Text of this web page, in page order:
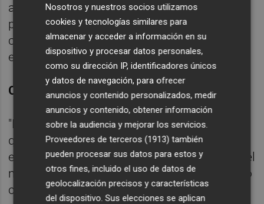
apretado mucho y hay que darle valor al
punto. Es evidente que nos hubiera gustado
conseguir los tres puntos, pero el resultado
es justo por las ocasiones".
Cambios por estado físico
"El esfuerzo el trabajo y la intensidad es lo
que te hace estar cansado y para competir
en Primera División siempre tienes que dar el
máximo. Tratamos de protegernos haciendo
cambios. Cada jugador es muy importante".
Nosotros y nuestros socios utilizamos
cookies y tecnologías similares para
almacenar y acceder a información en su
dispositivo y procesar datos personales,
como su dirección IP, identificadores únicos
y datos de navegación, para ofrecer
anuncios y contenido personalizados, medir
anuncios y contenido, obtener información
sobre la audiencia y mejorar los servicios.
Proveedores de terceros (1913) también
pueden procesar sus datos para estos y
otros fines, incluido el uso de datos de
geolocalización precisos y características
del dispositivo. Sus elecciones se aplican